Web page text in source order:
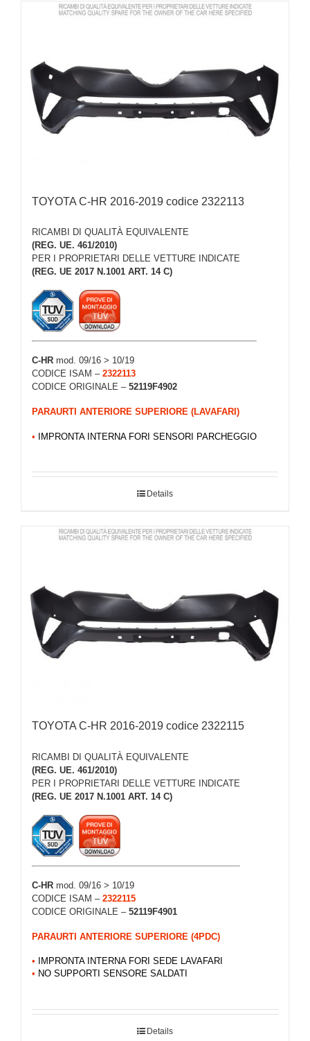
TOYOTA C-HR 2016-2019 codice 2322113
RICAMBI DI QUALITÀ EQUIVALENTE
(REG. UE. 461/2010)
PER I PROPRIETARI DELLE VETTURE INDICATE
(REG. UE 2017 N.1001 ART. 14 C)
C-HR mod. 09/16 > 10/19
CODICE ISAM – 2322113
CODICE ORIGINALE – 52119F4902
PARAURTI ANTERIORE SUPERIORE (LAVAFARI)
• IMPRONTA INTERNA FORI SENSORI PARCHEGGIO
Details
TOYOTA C-HR 2016-2019 codice 2322115
RICAMBI DI QUALITÀ EQUIVALENTE
(REG. UE. 461/2010)
PER I PROPRIETARI DELLE VETTURE INDICATE
(REG. UE 2017 N.1001 ART. 14 C)
C-HR mod. 09/16 > 10/19
CODICE ISAM – 2322115
CODICE ORIGINALE – 52119F4901
PARAURTI ANTERIORE SUPERIORE (4PDC)
•
IMPRONTA INTERNA FORI SEDE LAVAFARI
• NO SUPPORTI SENSORE SALDATI
Details